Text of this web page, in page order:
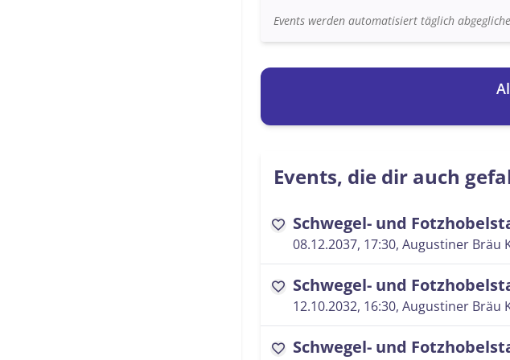
Events werden automatisiert täglich
Events, die dir auch
favorite Schwegel- und
08.12.2037, 17:30, Augustiner Bräu
favorite Schwegel- und
12.10.2032, 16:30, Augustiner Bräu
favorite Schwegel- und